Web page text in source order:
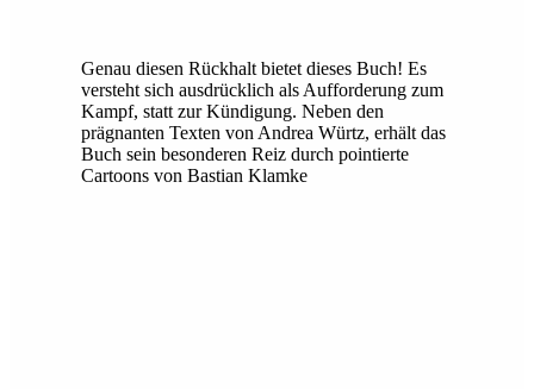
Genau diesen Rückhalt bietet dieses Buch! Es
versteht sich ausdrücklich als Aufforderung zum
Kampf, statt zur Kündigung. Neben den
prägnanten Texten von Andrea Würtz, erhält das
Buch sein besonderen Reiz durch pointierte
Cartoons von Bastian Klamke